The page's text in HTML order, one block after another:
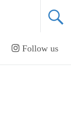
Follow us